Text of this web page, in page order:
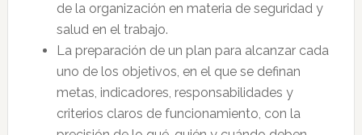
de la organización en materia de seguridad y
salud en el trabajo.
La preparación de un plan para alcanzar cada
uno de los objetivos, en el que se definan
metas, indicadores, responsabilidades y
criterios claros de funcionamiento, con la